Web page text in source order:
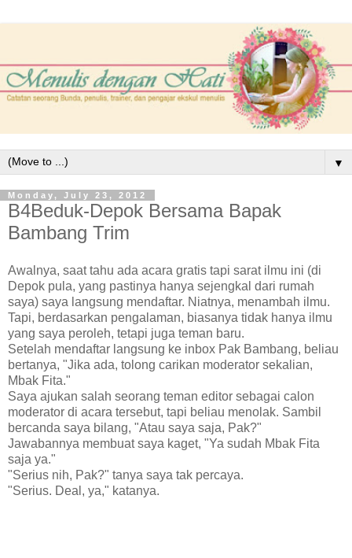
▼
Monday, July 23, 2012
B4Beduk-Depok Bersama Bapak
Bambang Trim
Awalnya, saat tahu ada acara gratis tapi sarat ilmu ini (di
Depok pula, yang pastinya hanya sejengkal dari rumah
saya) saya langsung mendaftar. Niatnya, menambah ilmu.
Tapi, berdasarkan pengalaman, biasanya tidak hanya ilmu
yang saya peroleh, tetapi juga teman baru.
Setelah mendaftar langsung ke inbox Pak Bambang, beliau
bertanya, "Jika ada, tolong carikan moderator sekalian,
Mbak Fita."
Saya ajukan salah seorang teman editor sebagai calon
moderator di acara tersebut, tapi beliau menolak. Sambil
bercanda saya bilang, "Atau saya saja, Pak?"
Jawabannya membuat saya kaget, "Ya sudah Mbak Fita
saja ya."
"Serius nih, Pak?" tanya saya tak percaya.
"Serius. Deal, ya," katanya.